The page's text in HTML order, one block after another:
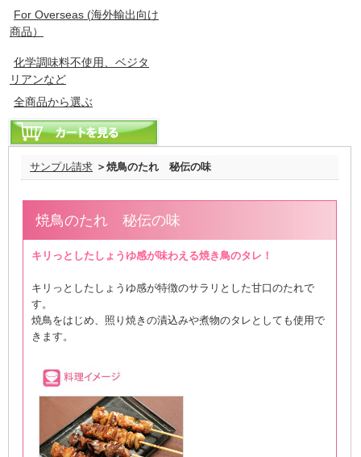
For Overseas (海外輸出向け
商品）
化学調味料不使用、ベジタ
リアンなど
全商品から選ぶ
サンプル請求 ＞焼鳥のたれ 秘伝の味
焼鳥のたれ 秘伝の味
キリっとしたしょうゆ感が味わえる焼き鳥のタレ！
キリっとしたしょうゆ感が特徴のサラリとした甘口のたれで
す。
焼鳥をはじめ、照り焼きの漬込みや煮物のタレとしても使用で
きます。